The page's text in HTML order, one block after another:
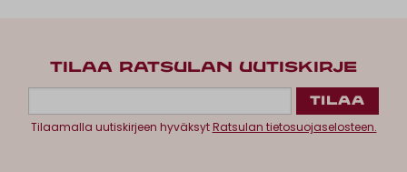
TILAA RATSULAN UUTISKIRJE
Tilaamalla uutiskirjeen hyväksytRatsulan tietosuojaselosteen.